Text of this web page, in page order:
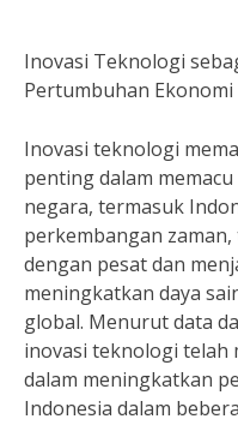
Inovasi Teknologi
Pertumbuhan
Inovasi teknologi
penting dalam
negara, termasuk
perkembangan
dengan pesat dan
meningkatkan daya
global. Menurut data
inovasi teknologi telah
dalam meningkatkan
Indonesia dalam